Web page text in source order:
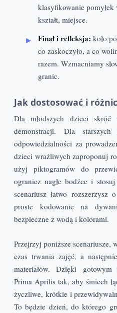
klasyfikowanie
kształt, miejsce.
Finał i refleksja: koło
co zaskoczyło, a co
razem. Wzmacniamy
granic.
Jak dostosować i
Dla młodszych dzieci
demonstracji. Dla
odpowiedzialności za
dzieci wrażliwych zaproponuj
użyj piktogramów do
ogranicz nagłe bodźce i
scenariusz łatwo rozszerzysz
proste kodowanie na
bezpieczne z wodą i kolorami.
Przejrzyj poniższe scenariusze,
czas trwania zajęć, a
materiałów. Dzięki gotowym
Prima Aprilis tak, aby śmiech
życzliwe, krótkie i
To będzie dzień, do którego